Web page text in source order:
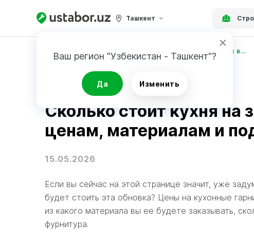
Ташкент
Ваш регион "Узбекистан - Ташкент"?
Да Изменить
Главная Блог Сколько стоит кухня на заказ в Ташкенте 2026 — цены, материалы, сроки
Сколько стоит кухня на
ценам, материалам и
15.05.2026
Если вы сейчас на этой странице значит, уже
будет стоить эта обновка? Цены на кухонные
из какого материала вы ее будете заказывать,
фурнитура.